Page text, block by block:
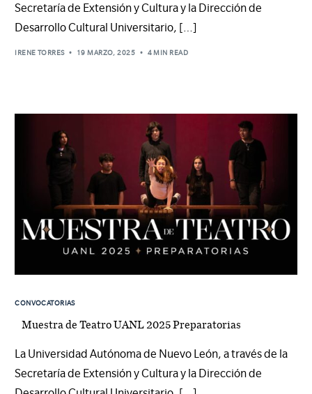
Secretaría de Extensión y Cultura y la Dirección de
Desarrollo Cultural Universitario, […]
IRENE TORRES 19 MARZO, 2025 4 MIN READ
CONVOCATORIAS
Muestra de Teatro UANL 2025 Preparatorias
La Universidad Autónoma de Nuevo León, a través de la
Secretaría de Extensión y Cultura y la Dirección de